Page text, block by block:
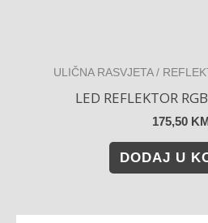
ULIČNA RASVJETA /
LED REFLEKTOR
175,50
DODAJ U